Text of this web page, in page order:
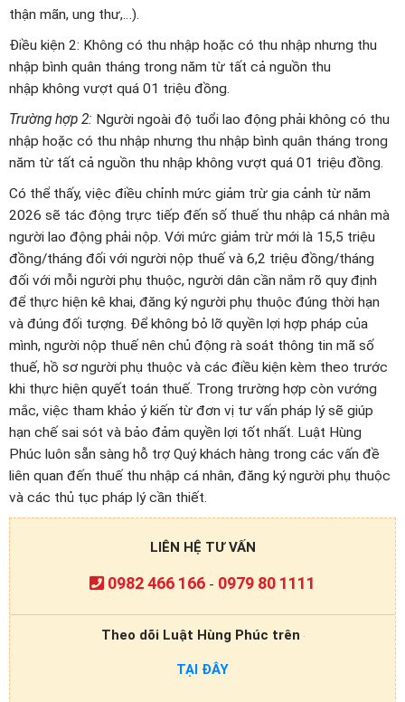
thận mãn, ung thư,…).
Điều kiện 2: Không có thu nhập hoặc có thu nhập nhưng thu
nhập bình quân tháng trong năm từ tất cả nguồn thu
nhập không vượt quá 01 triệu đồng.
Trường hợp 2: Người ngoài độ tuổi lao động phải không có thu
nhập hoặc có thu nhập nhưng thu nhập bình quân tháng trong
năm từ tất cả nguồn thu nhập không vượt quá 01 triệu đồng.
Có thể thấy, việc điều chỉnh mức giảm trừ gia cảnh từ năm
2026 sẽ tác động trực tiếp đến số thuế thu nhập cá nhân mà
người lao động phải nộp. Với mức giảm trừ mới là 15,5 triệu
đồng/tháng đối với người nộp thuế và 6,2 triệu đồng/tháng
đối với mỗi người phụ thuộc, người dân cần nắm rõ quy định
để thực hiện kê khai, đăng ký người phụ thuộc đúng thời hạn
và đúng đối tượng. Để không bỏ lỡ quyền lợi hợp pháp của
mình, người nộp thuế nên chủ động rà soát thông tin mã số
thuế, hồ sơ người phụ thuộc và các điều kiện kèm theo trước
khi thực hiện quyết toán thuế. Trong trường hợp còn vướng
mắc, việc tham khảo ý kiến từ đơn vị tư vấn pháp lý sẽ giúp
hạn chế sai sót và bảo đảm quyền lợi tốt nhất. Luật Hùng
Phúc luôn sẵn sàng hỗ trợ Quý khách hàng trong các vấn đề
liên quan đến thuế thu nhập cá nhân, đăng ký người phụ thuộc
và các thủ tục pháp lý cần thiết.
LIÊN HỆ TƯ VẤN
0982 466 166 - 0979 80 1111
Theo dõi Luật Hùng Phúc trên
TẠI ĐÂY